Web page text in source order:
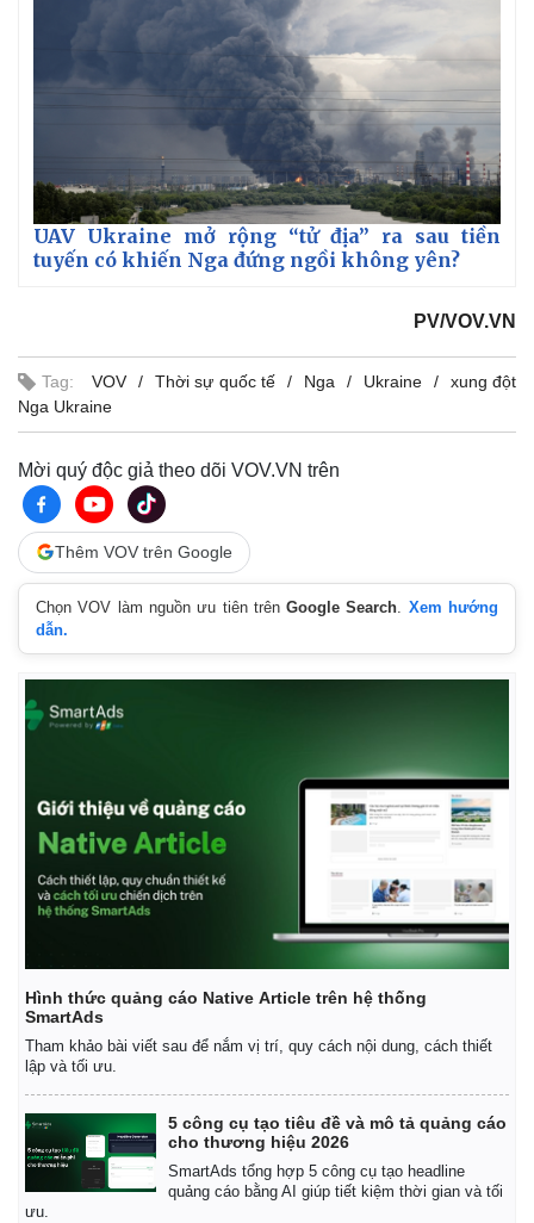
Thế giới
Quan sát
Cuộc sống đó đây
E-Magazine
Infographic
UAV Ukraine mở rộng “tử địa” ra sau tiền
tuyến có khiến Nga đứng ngồi không yên?
PV/VOV.VN
Tag: VOV Thời sự quốc tế Nga Ukraine
xung đột
Nga Ukraine
Mời quý độc giả theo dõi VOV.VN trên
Thêm VOV trên Google
Chọn VOV làm nguồn ưu tiên trênGoogle Search
Xem hướng
dẫn.
Hình thức quảng cáo Native Article trên hệ thống
SmartAds
Tham khảo bài viết sau để nắm vị trí, quy cách nội dung, cách thiết
lập và tối ưu.
5 công cụ tạo tiêu đề và mô tả quảng cáo
cho thương hiệu 2026
SmartAds tổng hợp 5 công cụ tạo headline
quảng cáo bằng AI giúp tiết kiệm thời gian và tối
ưu.